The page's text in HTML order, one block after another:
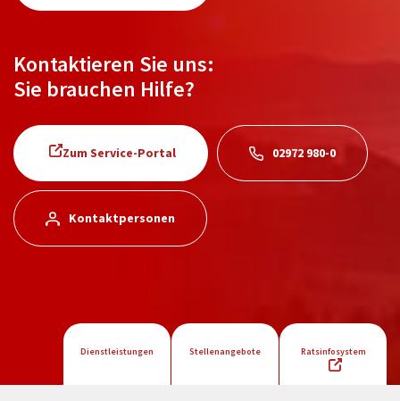
Kontaktieren Sie uns:
Sie brauchen Hilfe?
Zum Service-Portal 02972 980-0
Kontaktpersonen
Dienstleistungen Stellenangebote Ratsinfosystem